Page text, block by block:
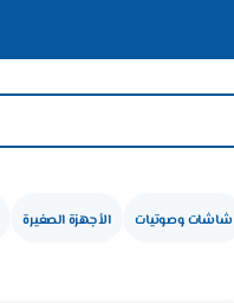
شاشات وصوتيات الأجهزة الصغيرة